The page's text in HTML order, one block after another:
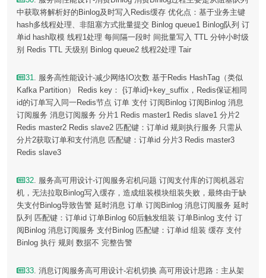
中获取将解析好的Binlog及时写入Redis缓存 优化点：基于业务主键
hash多线程处理、非阻塞方式批量提交 Binlog queue1 Binlog队列 订
单id hash取模 线程1处理 每间隔一段时 间批量写入 TTL 分钟小时级
别 Redis TTL 天级别 Binlog queue2 线程2处理 Tair
31. 服务高性能设计-减少网络IO次数 基于Redis HashTag（类似
Kafka Partition） Redis key： {订单id}+key_suffix，Redis保证相同
id的订单写入同一Redis节点 订单 支付 订阅Binlog 订阅Binlog 消息
订阅服务 消息订阅服务 分片1 Redis master1 Redis slave1 分片2
Redis master2 Redis slave2 匹配键：订单id 规则执行服务 只需从
分片2获取订单和支付消息 匹配键：订单id 分片3 Redis master3
Redis slave3
32. 服务高可用设计-订阅服务宕机问题 订阅支付库的订阅机器宕
机，无法拉取Binlog写入缓存，造成组装模块组装失败，最终由于缺
失支付Binlog导致告警 延时消息 订单 订阅Binlog 消息订阅服务 延时
队列 匹配键：订单id 订单Binlog 60后触发组装 订单Binlog 支付 订
阅Binlog 消息订阅服务 支付Binlog 匹配键：订单id 组装 缓存 支付
Binlog 执行 规则 数据不 完整告警
33. 消息订阅服务高可用设计-宕机切换 高可用设计思路：主从架